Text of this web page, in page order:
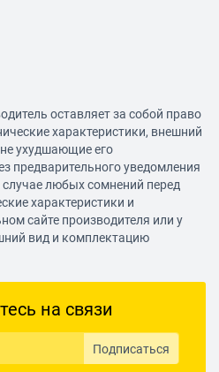
оставляет за собой право
характеристики, внешний
ухудшающие его
предварительного уведомления
любых сомнений перед
характеристики и
сайте производителя или у
вид и комплектацию
на связи
Подписаться